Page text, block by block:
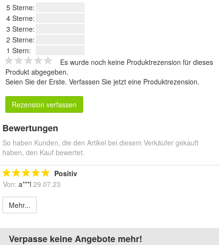
5 Sterne:
4 Sterne:
3 Sterne:
2 Sterne:
1 Stern:
Es wurde noch keine Produktrezension für dieses
Produkt abgegeben.
Seien Sie der Erste. Verfassen Sie jetzt eine Produktrezension.
Rezension verfassen
Bewertungen
So haben Kunden, die den Artikel bei diesem Verkäufer gekauft
haben, den Kauf bewertet.
Positiv
Von: a***l 29.07.23
Mehr...
Verpasse keine Angebote mehr!